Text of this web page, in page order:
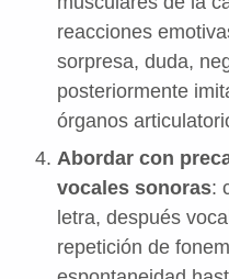
reacciones
sorpresa, duda,
posteriormente
órganos
Abordar con
vocales sonoras:
letra, después
repetición de